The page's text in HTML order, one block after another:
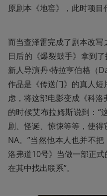
原剧本《地窖》，此时项目
而当查泽雷完成了剧本改
日后的《爆裂鼓手》拿到
新人导演丹·特拉亨伯格（
作品是《传送门》的真人短
虑，将这部电影变成《科
的时候艾布拉姆斯说到：“
剧、怪诞、惊悚等等，使
NA。”当然他本人也并不
洛弗道10号》当做一部正
在其中找出联系”。